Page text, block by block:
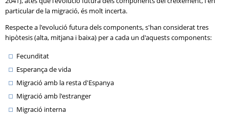
particular de la migració, és molt incerta.
Respecte a l'evolució futura dels components, s'han considerat tres
hipòtesis (alta, mitjana i baixa) per a cada un d'aquests components:
Fecunditat
Esperança de vida
Migració amb la resta d'Espanya
Migració amb l'estranger
Migració interna